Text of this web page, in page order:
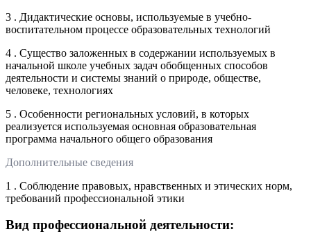
3 . Дидактические основы, используемые в учебно-
воспитательном процессе образовательных технологий
4 . Существо заложенных в содержании используемых в
начальной школе учебных задач обобщенных способов
деятельности и системы знаний о природе, обществе,
человеке, технологиях
5 . Особенности региональных условий, в которых
реализуется используемая основная образовательная
программа начального общего образования
Дополнительные сведения
1 . Соблюдение правовых, нравственных и этических норм,
требований профессиональной этики
Вид профессиональной деятельности: